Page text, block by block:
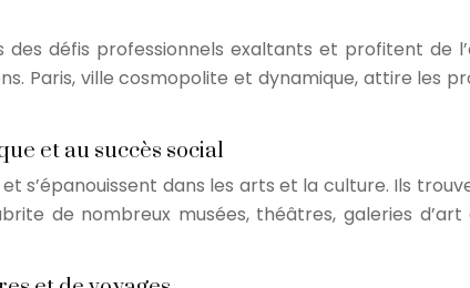
défis professionnels exaltants et profitent de
Paris, ville cosmopolite et dynamique, attire les
et au succès social
et s’épanouissent dans les arts et la culture. Ils
de nombreux musées, théâtres, galeries